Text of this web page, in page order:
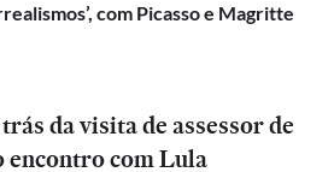
com Picasso e Magritte
da visita de assessor de
encontro com Lula